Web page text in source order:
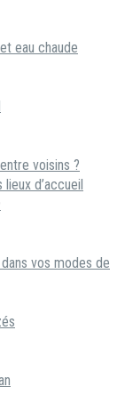
eau chaude
voisins ?
d’accueil
vos modes de